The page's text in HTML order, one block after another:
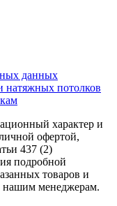
данных
натяжных потолков
характер и
офертой,
437 (2)
подробной
товаров и
нашим менеджерам.